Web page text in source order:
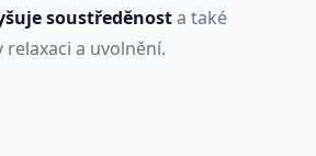
soustředěnosta také
a uvolnění.